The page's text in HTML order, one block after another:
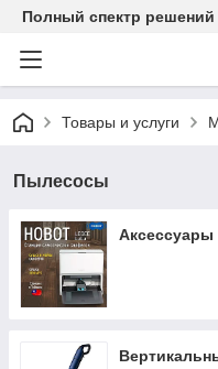
Полный спектр
Товары и услуги
Пылесосы
Аксессуары